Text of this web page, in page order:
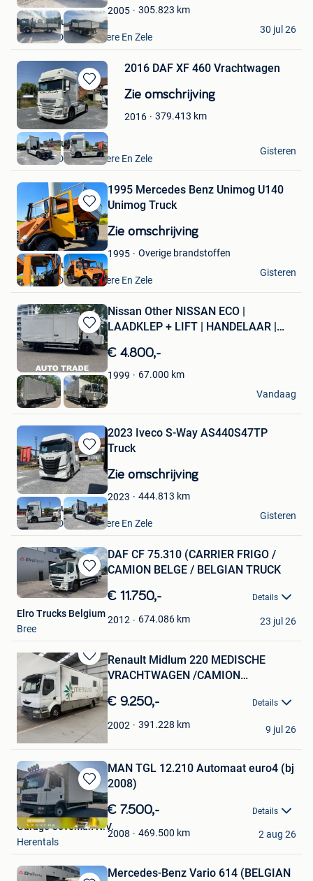
Favorieten2005 305.823 km
VAVATO Auctions
Lokeren+Deel Overmere En Zele
30 jul 26
Bewaren
in
Mijn
Favorieten
2016 DAF XF 460 Vrachtwagen
Zie omschrijving
2016 379.413 km
VAVATO Auctions
Lokeren+Deel Overmere En Zele
Gisteren
Bewaren
in
Mijn
Favorieten
1995 Mercedes Benz Unimog U140
Unimog Truck
Zie omschrijving
1995
Overige brandstoffen
VAVATO Auctions
Lokeren+Deel Overmere En Zele
Gisteren
Bewaren
in
Favorieten
Nissan Other NISSAN ECO |
LAADKLEP + LIFT | HANDELAAR |
€ 4.800,-
1999 67.000 km
Autotrade
Hasselt
Vandaag
Bewaren
in
Mijn
Favorieten
2023 Iveco S-Way AS440S47TP
Truck
Zie omschrijving
2023 444.813 km
VAVATO Auctions
Lokeren+Deel Overmere En Zele
Gisteren
Bewaren
in
Favorieten
DAF CF 75.310 (CARRIER FRIGO /
CAMION BELGE / BELGIAN TRUCK
€ 11.750,- Details
2012 674.086 km
Elro Trucks Belgium
Bree
23 jul 26
Bewaren
in
Mijn
Favorieten
Renault Midlum 220 MEDISCHE
VRACHTWAGEN /CAMION
€ 9.250,- Details
2002 391.228 km
Optima Trucks Bv
Genk
9 jul 26
Bewaren
in
Mijn
Favorieten
MAN TGL 12.210 Automaat euro4 (bj
2008)
€ 7.500,- Details
2008 469.500 km
Garage Cevoman N.V.
Herentals
2 aug 26
Mercedes-Benz Vario 614 (BELGIAN